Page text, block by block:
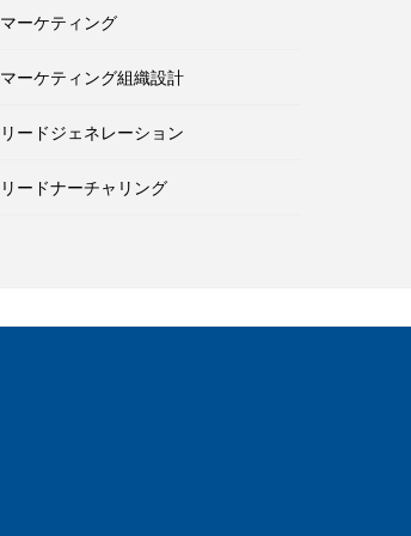
マーケティング
マーケティング組織設計
リードジェネレーション
リードナーチャリング